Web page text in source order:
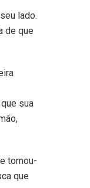
lado.
de que
sua
tornou-
que